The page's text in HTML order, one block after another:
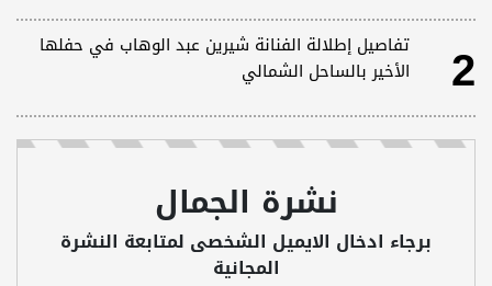
2
تفاصيل إطلالة الفنانة شيرين عبد الوهاب في حفلها
الأخير بالساحل الشمالي
نشرة الجمال
برجاء ادخال الايميل الشخصى لمتابعة النشرة
المجانية